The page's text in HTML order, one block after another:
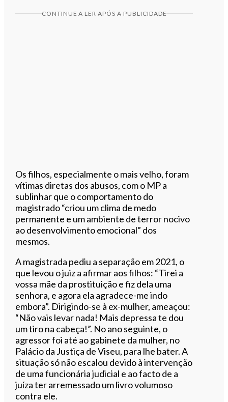
CONTINUE A LER APÓS A PUBLICIDADE
Os filhos, especialmente o mais velho, foram
vítimas diretas dos abusos, com o MP a
sublinhar que o comportamento do
magistrado “criou um clima de medo
permanente e um ambiente de terror nocivo
ao desenvolvimento emocional” dos
mesmos.
A magistrada pediu a separação em 2021, o
que levou o juiz a afirmar aos filhos: “Tirei a
vossa mãe da prostituição e fiz dela uma
senhora, e agora ela agradece-me indo
embora”. Dirigindo-se à ex-mulher, ameaçou:
“Não vais levar nada! Mais depressa te dou
um tiro na cabeça!”. No ano seguinte, o
agressor foi até ao gabinete da mulher, no
Palácio da Justiça de Viseu, para lhe bater. A
situação só não escalou devido à intervenção
de uma funcionária judicial e ao facto de a
juíza ter arremessado um livro volumoso
contra ele.